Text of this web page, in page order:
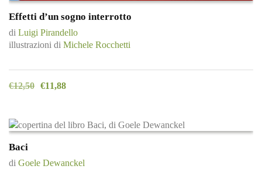
Effetti d’un sogno interrotto
di Luigi Pirandello
illustrazioni di Michele Rocchetti
€12,50 €11,88
Baci
di Goele Dewanckel